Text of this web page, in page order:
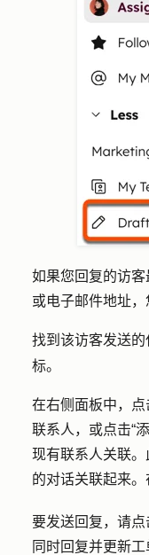
如果您回复的访
或电子邮件地址，
找到该访客发送
标。
在右侧面板中，点
联系人，或点击“
现有联系人关联
的对话关联起来
要发送回复，请点
同时回复并更新工